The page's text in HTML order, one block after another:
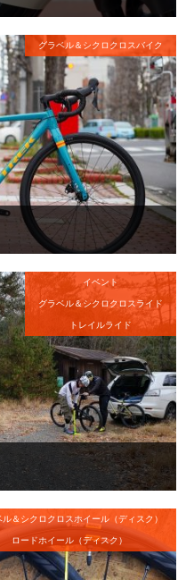
グラベル＆シクロクロスバイク
イベント
グラベル＆シクロクロスライド
トレイルライド
ル＆シクロクロスホイール（ディスク）
ロードホイール（ディスク）